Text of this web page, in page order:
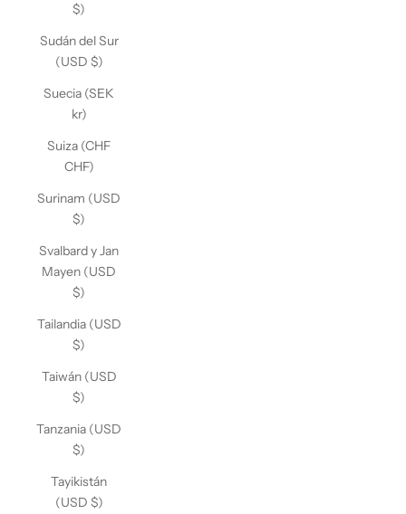
$)
Sudán del Sur
(USD $)
Suecia (SEK
kr)
Suiza (CHF
CHF)
Surinam (USD
$)
Svalbard y Jan
Mayen (USD
$)
Tailandia (USD
$)
Taiwán (USD
$)
Tanzania (USD
$)
Tayikistán
(USD $)